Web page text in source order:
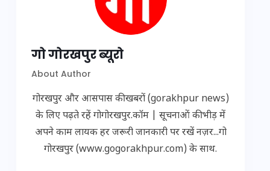
गो गोरखपुर ब्यूरो
About Author
गोरखपुर और आसपास की खबरों (gorakhpur news)
के लिए पढ़ते रहें गोगोरखपुर.कॉम | सूचनाओं की भीड़ में
अपने काम लायक हर जरूरी जानकारी पर रखें नज़र...गो
गोरखपुर (www.gogorakhpur.com) के साथ.